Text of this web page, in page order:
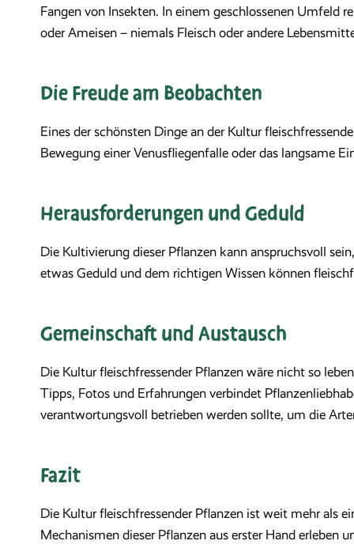
Fangen von Insekten. In einem geschlossenen Umfeld
oder Ameisen – niemals Fleisch oder andere
Die Freude am Beobachten
Eines der schönsten Dinge an der Kultur
Bewegung einer Venusfliegenfalle oder das langsame
Herausforderungen und Geduld
Die Kultivierung dieser Pflanzen kann anspruchsvoll
etwas Geduld und dem richtigen Wissen können
Gemeinschaft und Austausch
Die Kultur fleischfressender Pflanzen wäre nicht so
Tipps, Fotos und Erfahrungen verbindet
verantwortungsvoll betrieben werden sollte, um die
Fazit
Die Kultur fleischfressender Pflanzen ist weit mehr als
Mechanismen dieser Pflanzen aus erster Hand erleben